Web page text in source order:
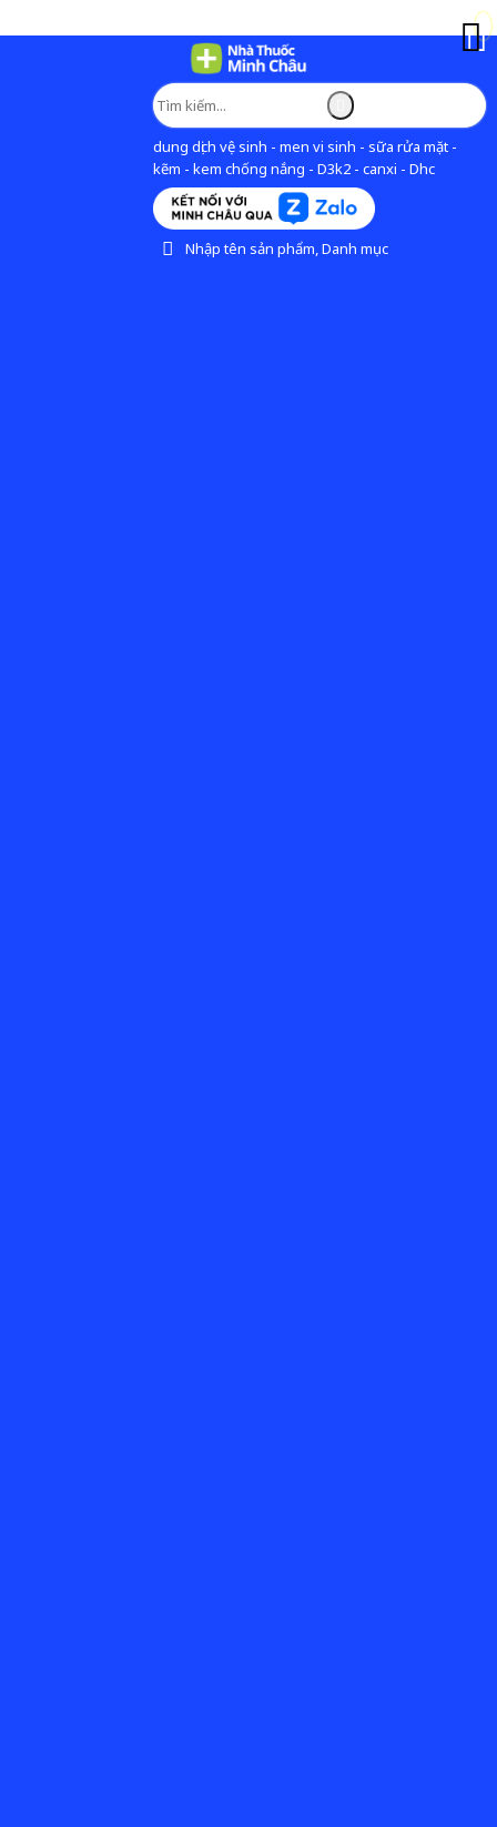
dung dịch vệ sinh - men vi sinh - sữa rửa mặt -
kẽm - kem chống nắng - D3k2 - canxi - Dhc
Nhập tên sản phẩm, Danh mục